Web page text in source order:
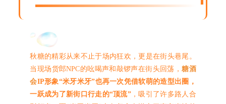
秋糖的精彩从来不止于场内狂欢，更是在街头巷尾。
当现场货郎NPC的吆喝声和敲锣声在街头回荡，糖酒
会IP形象“米牙米牙”也再一次凭借软萌的造型出圈，
一跃成为了新街口行走的“顶流”，吸引了许多路人合